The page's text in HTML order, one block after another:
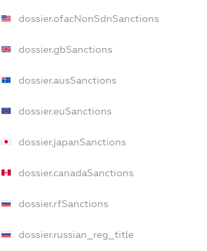
dossier.ofacNonSdnSanctions
dossier.gbSanctions
dossier.ausSanctions
dossier.euSanctions
dossier.japanSanctions
dossier.canadaSanctions
dossier.rfSanctions
dossier.russian_reg_title